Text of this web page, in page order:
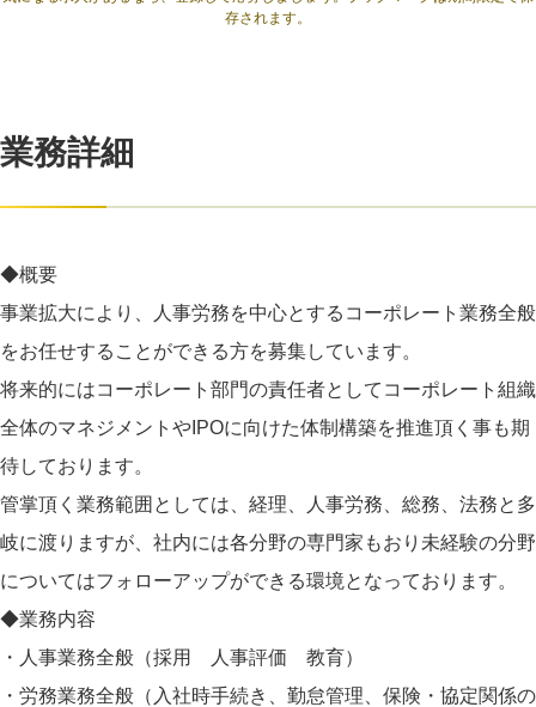
存されます。
業務詳細
◆概要
事業拡大により、人事労務を中心とするコーポレート業務全般
をお任せすることができる方を募集しています。
将来的にはコーポレート部門の責任者としてコーポレート組織
全体のマネジメントやIPOに向けた体制構築を推進頂く事も期
待しております。
管掌頂く業務範囲としては、経理、人事労務、総務、法務と多
岐に渡りますが、社内には各分野の専門家もおり未経験の分野
についてはフォローアップができる環境となっております。
◆業務内容
・人事業務全般（採用 人事評価 教育）
・労務業務全般（入社時手続き、勤怠管理、保険・協定関係の